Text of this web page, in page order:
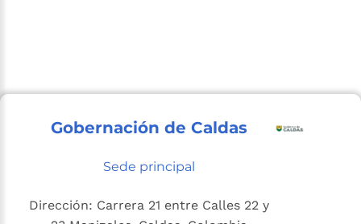
Gobernación de Caldas
Sede principal
Dirección: Carrera 21 entre Calles 22 y